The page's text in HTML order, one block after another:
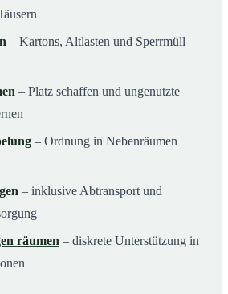
– Kartons, Altlasten und Sperrmüll
– Platz schaffen und ungenutzte
– Ordnung in Nebenräumen
– inklusive Abtransport und
räumen – diskrete Unterstützung in